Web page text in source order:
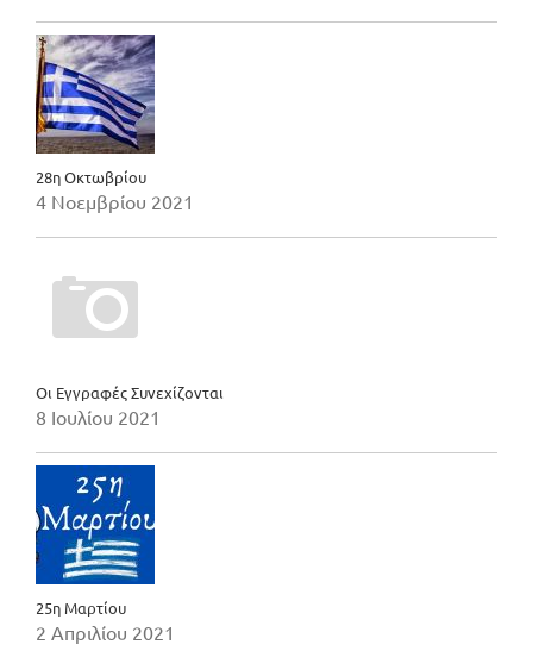
28η Οκτωβρίου
4 Νοεμβρίου 2021
Οι Εγγραφές Συνεχίζονται
8 Ιουλίου 2021
25η Μαρτίου
2 Απριλίου 2021